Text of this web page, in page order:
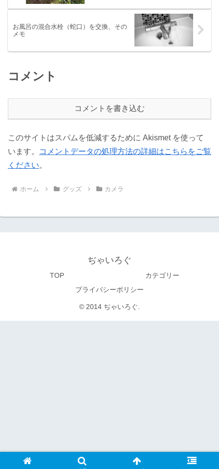
お風呂の混合水栓（蛇口）を交換、その
メモ
コメント
コメントを書き込む
このサイトはスパムを低減するために Akismet を使って
います。
コメントデータの処理方法の詳細はこちらをご覧
ください。
ホーム グッズ カメラ
ぢゃいろぐ
TOP
カテゴリー
プライバシーポリシー
© 2014 ぢゃいろぐ.